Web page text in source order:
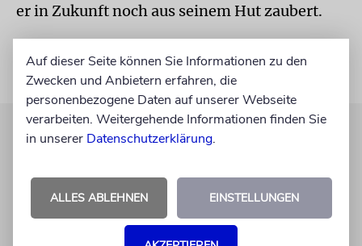
er in Zukunft noch aus seinem Hut zaubert.
Auf dieser Seite können Sie Informationen zu den
Zwecken und Anbietern erfahren, die
personenbezogene Daten auf unserer Webseite
verarbeiten. Weitergehende Informationen finden Sie
in unserer Datenschutzerklärung.
ALLES ABLEHNEN EINSTELLUNGEN